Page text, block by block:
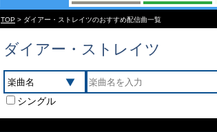
TOP > ダイアー・ストレイツのおすすめ配信曲一覧
ダイアー・ストレイツ
シングル